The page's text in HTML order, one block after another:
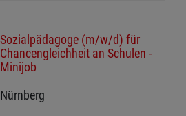
Sozialpädagoge (m/w/d) für
Chancengleichheit an Schulen -
Minijob
Nürnberg